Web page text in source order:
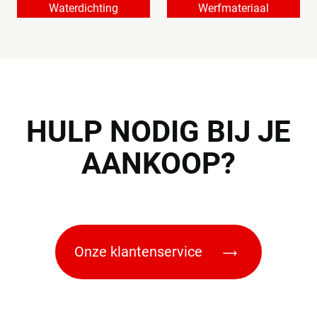
Waterdichting Werfmateriaal
HULP NODIG BIJ JE
AANKOOP?
Onze klantenservice